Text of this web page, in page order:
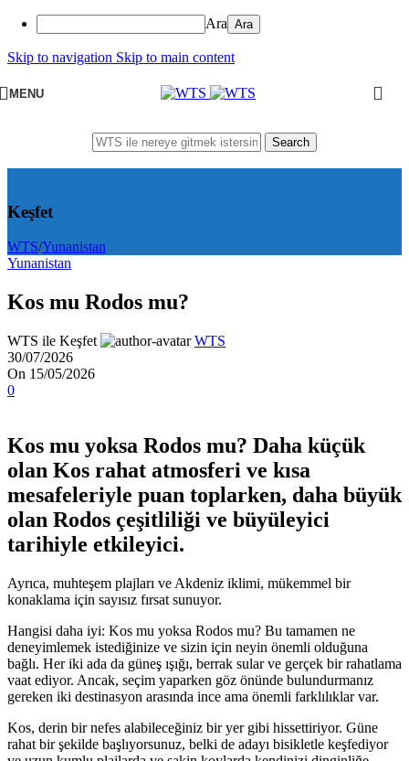
Ara
Skip to navigation Skip to main content
MENU
Search
Keşfet
WTS/Yunanistan
Yunanistan
Kos mu Rodos mu?
WTS ile Keşfet
WTS
30/07/2026
On 15/05/2026
0
Kos mu yoksa Rodos mu? Daha küçük
olan Kos rahat atmosferi ve kısa
mesafeleriyle puan toplarken, daha büyük
olan Rodos çeşitliliği ve büyüleyici
tarihiyle etkileyici.
Ayrıca, muhteşem plajları ve Akdeniz iklimi, mükemmel bir
konaklama için sayısız fırsat sunuyor.
Hangisi daha iyi: Kos mu yoksa Rodos mu? Bu tamamen ne
deneyimlemek istediğinize ve sizin için neyin önemli olduğuna
bağlı. Her iki ada da güneş ışığı, berrak sular ve gerçek bir rahatlama
vaat ediyor. Ancak, seçim yaparken göz önünde bulundurmanız
gereken iki destinasyon arasında ince ama önemli farklılıklar var.
Kos, derin bir nefes alabileceğiniz bir yer gibi hissettiriyor. Güne
rahat bir şekilde başlıyorsunuz, belki de adayı bisikletle keşfediyor